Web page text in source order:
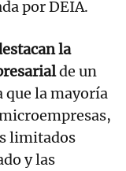
por DEIA.
la
de un
que la mayoría
limitados
y las